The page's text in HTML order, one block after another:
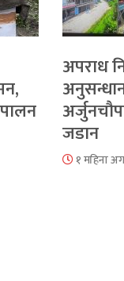
अपराध
जडान
१ महिना